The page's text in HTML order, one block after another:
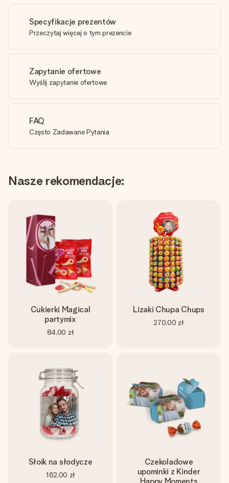
Specyfikacje prezentów
Przeczytaj więcej o tym prezencie
Zapytanie ofertowe
Wyślij zapytanie ofertowe
FAQ
Często Zadawane Pytania
Nasze rekomendacje:
Cukierki Magical
partymix
84,00 zł
Lizaki Chupa Chups
270,00 zł
Słoik na słodycze
162,00 zł
Czekoladowe
upominki z Kinder